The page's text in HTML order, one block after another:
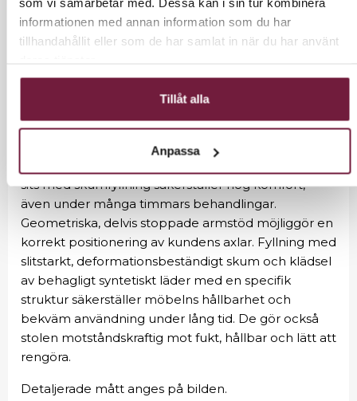
informationen med annan information som du har
tillhandahållit eller som de har samlat in när du har använt
Tillåt alla
Anpassa
med denna modell är hålet mellan ryggstödet och
sitsen. Det gör det lättare att hålla rent genom att
fåtöljen.
Stolen har en solid, platt och kvadratisk bas som
garanterar stabilitet under användning. Den
mattbehandlade, släta ytan ger stolen ett elegant
sits med skumfyllning säkerställer hög komfort,
även under många timmars behandlingar.
Geometriska, delvis stoppade armstöd möjliggör en
korrekt positionering av kundens axlar. Fyllning med
slitstarkt, deformationsbeständigt skum och klädsel
av behagligt syntetiskt läder med en specifik
struktur säkerställer möbelns hållbarhet och
bekväm användning under lång tid. De gör också
stolen motståndskraftig mot fukt, hållbar och lätt att
rengöra.
Detaljerade mått anges på bilden.